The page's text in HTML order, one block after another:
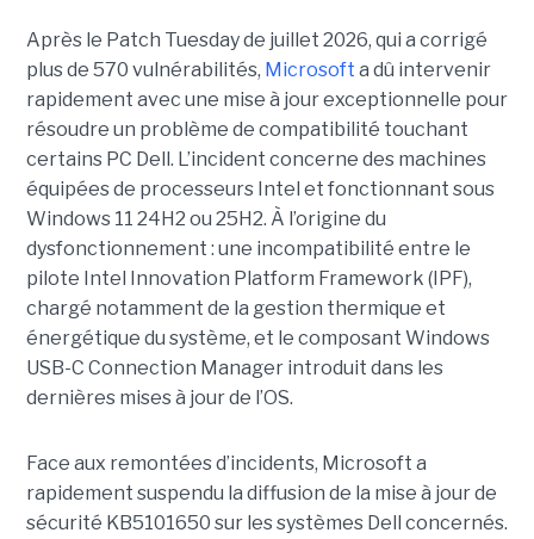
Après le Patch Tuesday de juillet 2026, qui a corrigé
plus de 570 vulnérabilités, Microsoft a dû intervenir
rapidement avec une mise à jour exceptionnelle pour
résoudre un problème de compatibilité touchant
certains PC Dell. L’incident concerne des machines
équipées de processeurs Intel et fonctionnant sous
Windows 11 24H2 ou 25H2. À l’origine du
dysfonctionnement : une incompatibilité entre le
pilote Intel Innovation Platform Framework (IPF),
chargé notamment de la gestion thermique et
énergétique du système, et le composant Windows
USB-C Connection Manager introduit dans les
dernières mises à jour de l’OS.
Face aux remontées d’incidents, Microsoft a
rapidement suspendu la diffusion de la mise à jour de
sécurité KB5101650 sur les systèmes Dell concernés.